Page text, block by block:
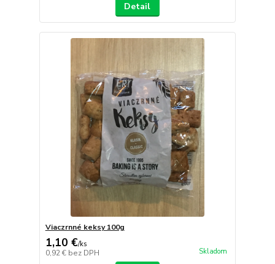
Detail
Viaczrnné keksy 100g
1,10 €/ks
0,92 € bez DPH Skladom